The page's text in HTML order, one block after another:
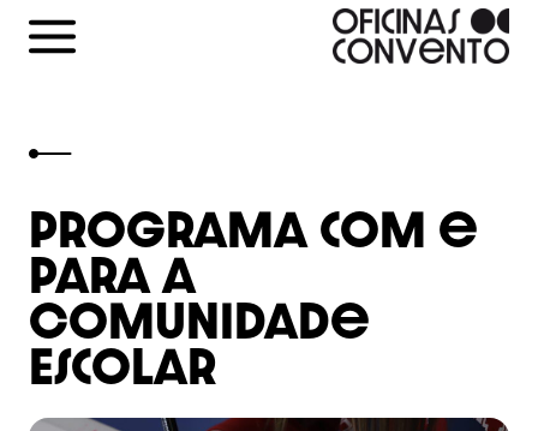
Skip
Programa com e
para a
Comunidade
Escolar